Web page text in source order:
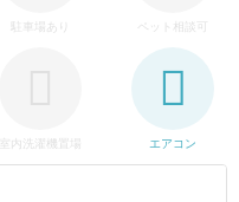
駐車場あり ペット相談可
室内洗濯機置場 エアコン